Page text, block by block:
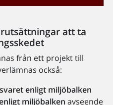
att ta
från ett projekt till
också:
enligt miljöbalken
miljöbalken avseende